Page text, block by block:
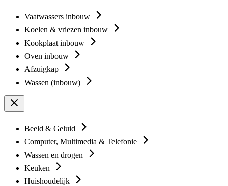
Vaatwassers inbouw
Koelen & vriezen inbouw
Kookplaat inbouw
Oven inbouw
Afzuigkap
Wassen (inbouw)
Beeld & Geluid
Computer, Multimedia & Telefonie
Wassen en drogen
Keuken
Huishoudelijk